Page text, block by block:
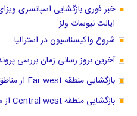
خبر فوری بازگشایی اسپانسری
ایالت نیوسات ولز
شروع واکیسناسیون در استرالیا
آخرین بروز رسانی زمان بررسی
بازگشایی منطقه Far west از مناطق ریجنال نیوسات ولز
بازگشایی منطقه Central west از مناطق ریجنال نیوسات ولز